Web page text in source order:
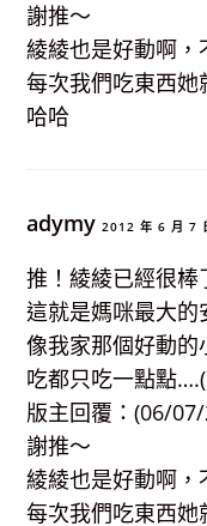
謝推～
綾綾也是好動啊，
每次我們吃東西
哈哈
adymy2012 年 6 月 7
推！綾綾已經很棒
這就是媽咪最大的
像我家那個好動
吃都只吃一點點
版主回覆：(06/
謝推～
綾綾也是好動啊，
每次我們吃東西